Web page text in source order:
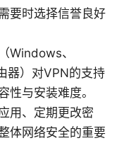
要时选择信誉良好
Windows、
器）对VPN的支持
性与安装难度。
用、定期更改密
体网络安全的重要